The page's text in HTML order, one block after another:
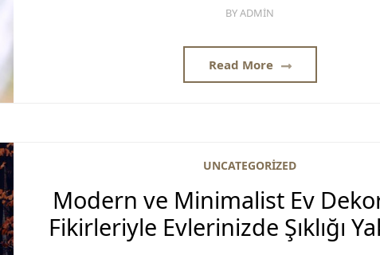
BYADMIN
Read More
UNCATEGORIZED
Modern ve Minimalist Ev
Fikirleriyle Evlerinizde Şıklığı